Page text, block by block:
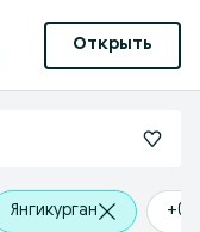
Открыть
Янгикурган +0